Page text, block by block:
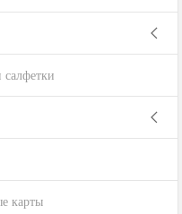
салфетки
карты